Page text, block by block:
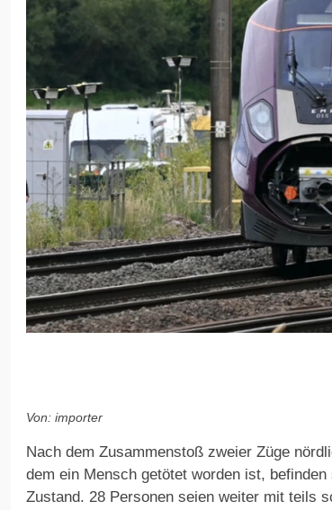
Von: importer
Nach dem Zusammenstoß zweier Züge
dem ein Mensch getötet worden ist,
Zustand. 28 Personen seien weiter mit teils